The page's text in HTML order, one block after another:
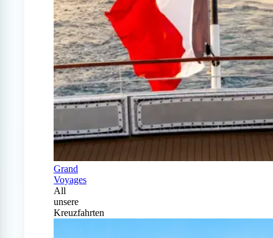
Grand
Voyages
All
unsere
Kreuzfahrten